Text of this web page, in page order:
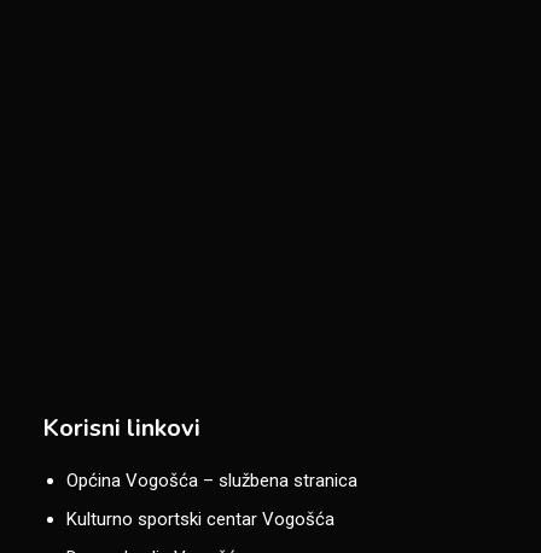
Korisni linkovi
Općina Vogošća – službena stranica
Kulturno sportski centar Vogošća